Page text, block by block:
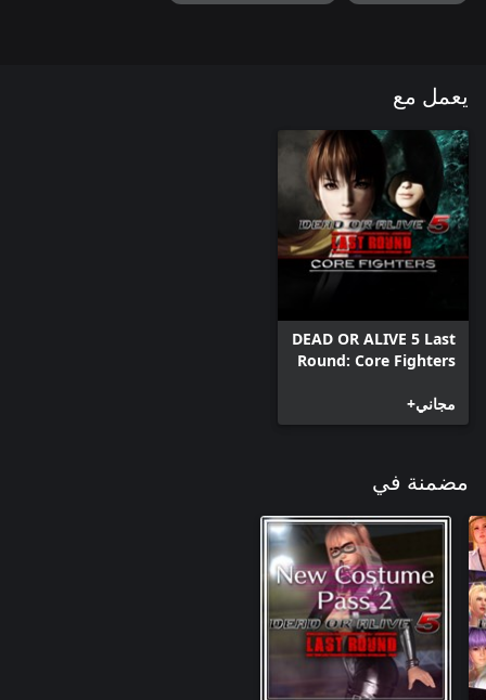
يعمل مع
DEAD OR ALIVE 5 Last
Round: Core Fighters
مجاني+
مضمنة في